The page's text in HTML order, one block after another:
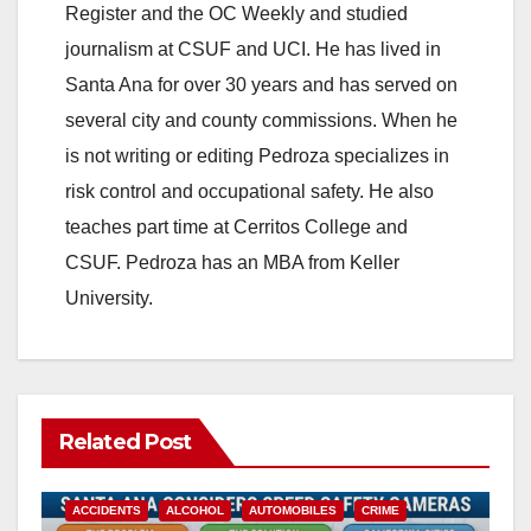
Register and the OC Weekly and studied
journalism at CSUF and UCI. He has lived in
Santa Ana for over 30 years and has served on
several city and county commissions. When he
is not writing or editing Pedroza specializes in
risk control and occupational safety. He also
teaches part time at Cerritos College and
CSUF. Pedroza has an MBA from Keller
University.
Related Post
ACCIDENTS ALCOHOL AUTOMOBILES CRIME